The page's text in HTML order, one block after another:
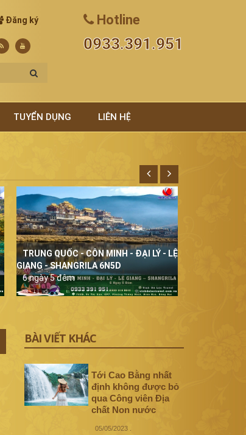
Đăng ký Hotline
0933.391.951
TUYỂN DỤNG LIÊN HỆ
TRUNG QUỐC - CÔN MINH - ĐẠI LÝ - LỆ
GIANG - SHANGRILA 6N5D
6 ngày 5 đêm
BÀI VIẾT KHÁC
Tới Cao Bằng nhất
định không được bỏ
qua Công viên Địa
chất Non nước
05/05/2023.